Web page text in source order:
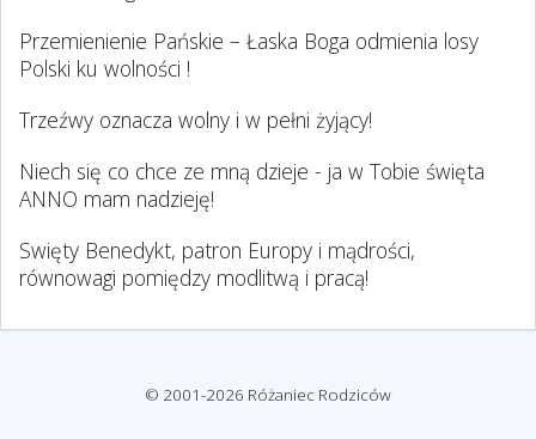
Przemienienie Pańskie – Łaska Boga odmienia losy
Polski ku wolności !
Trzeźwy oznacza wolny i w pełni żyjący!
Niech się co chce ze mną dzieje - ja w Tobie święta
ANNO mam nadzieję!
Swięty Benedykt, patron Europy i mądrości,
równowagi pomiędzy modlitwą i pracą!
© 2001-2026 Różaniec Rodziców